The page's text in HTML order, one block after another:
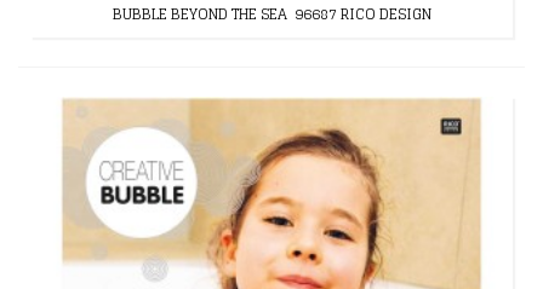
BUBBLE BEYOND THE SEA 96687 RICO DESIGN